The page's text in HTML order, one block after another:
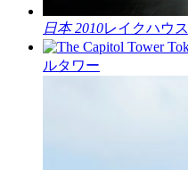
日本 2010レイクハウス
ルタワー